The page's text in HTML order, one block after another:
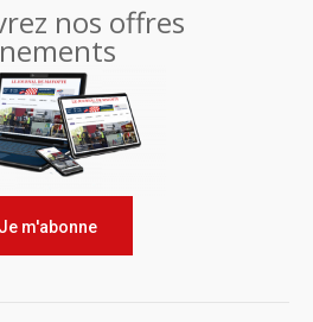
nos offres
Je m'abonne